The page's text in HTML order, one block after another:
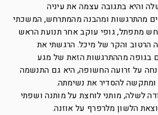
והיא בתגובה עצמה את עיניה
מהתרגשות ומהבנה מהמתרחש, המשכתי
מתפתל, גופי עוקב אחר תנועת הראש
הרטוב והקר של מיכל. הרגשתי את
בגופה מההתרגשות הזאת של מגע
על זרועה החשופה, היא גם התנשמה
ומתקשה להסדיר את נשימתה.
לשלה, מותני לוחצת על מותנה ושפתי
הלשון מלרפרף על אוזנה.